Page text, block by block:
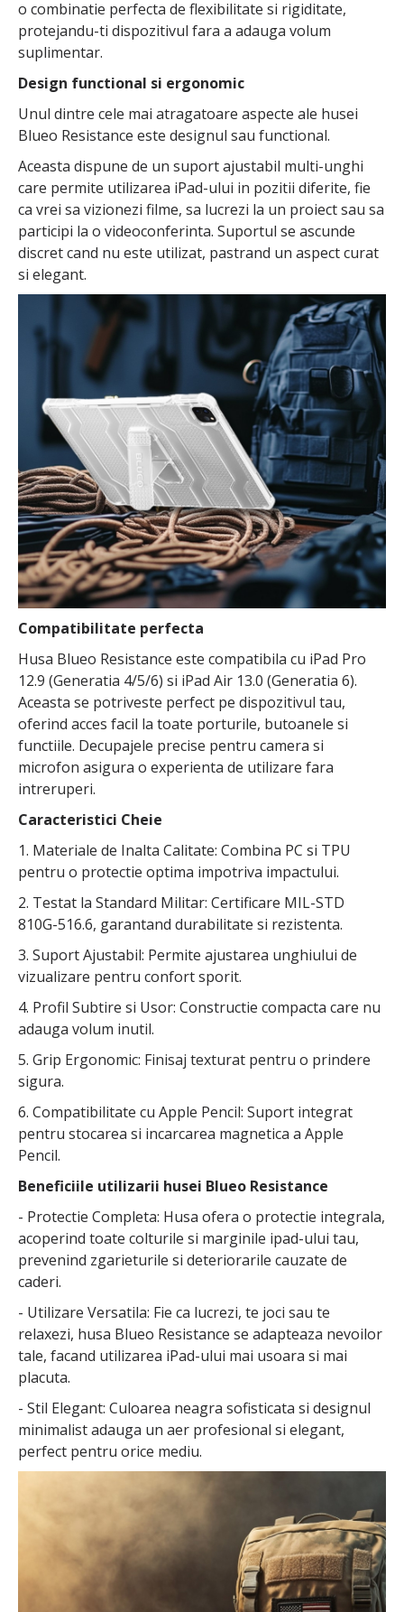
o combinatie perfecta de flexibilitate si rigiditate,
protejandu-ti dispozitivul fara a adauga volum
suplimentar.
Design functional si ergonomic
Unul dintre cele mai atragatoare aspecte ale husei
Blueo Resistance este designul sau functional.
Aceasta dispune de un suport ajustabil multi-unghi
care permite utilizarea iPad-ului in pozitii diferite, fie
ca vrei sa vizionezi filme, sa lucrezi la un proiect sau sa
participi la o videoconferinta. Suportul se ascunde
discret cand nu este utilizat, pastrand un aspect curat
si elegant.
Compatibilitate perfecta
Husa Blueo Resistance este compatibila cu iPad Pro
12.9 (Generatia 4/5/6) si iPad Air 13.0 (Generatia 6).
Aceasta se potriveste perfect pe dispozitivul tau,
oferind acces facil la toate porturile, butoanele si
functiile. Decupajele precise pentru camera si
microfon asigura o experienta de utilizare fara
intreruperi.
Caracteristici Cheie
1. Materiale de Inalta Calitate: Combina PC si TPU
pentru o protectie optima impotriva impactului.
2. Testat la Standard Militar: Certificare MIL-STD
810G-516.6, garantand durabilitate si rezistenta.
3. Suport Ajustabil: Permite ajustarea unghiului de
vizualizare pentru confort sporit.
4. Profil Subtire si Usor: Constructie compacta care nu
adauga volum inutil.
5. Grip Ergonomic: Finisaj texturat pentru o prindere
sigura.
6. Compatibilitate cu Apple Pencil: Suport integrat
pentru stocarea si incarcarea magnetica a Apple
Pencil.
Beneficiile utilizarii husei Blueo Resistance
- Protectie Completa: Husa ofera o protectie integrala,
acoperind toate colturile si marginile ipad-ului tau,
prevenind zgarieturile si deteriorarile cauzate de
caderi.
- Utilizare Versatila: Fie ca lucrezi, te joci sau te
relaxezi, husa Blueo Resistance se adapteaza nevoilor
tale, facand utilizarea iPad-ului mai usoara si mai
placuta.
- Stil Elegant: Culoarea neagra sofisticata si designul
minimalist adauga un aer profesional si elegant,
perfect pentru orice mediu.